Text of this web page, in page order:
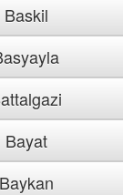
Baskil
Bayat
Baykan